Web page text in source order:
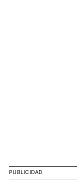
PUBLICIDAD